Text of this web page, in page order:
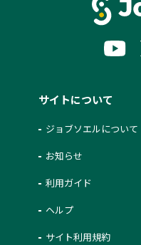
サイトについて
ジョブソエルについて
お知らせ
利用ガイド
ヘルプ
サイト利用規約